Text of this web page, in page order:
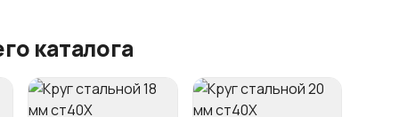
каталога